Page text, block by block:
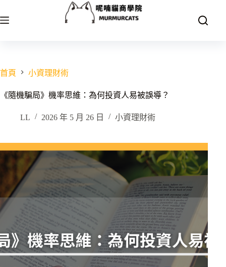
至
容
首頁 小資理財術
《隨機騙局》機率思維：為何投資人易被誤導？
LL 2026 年 5 月 26 日 小資理財術